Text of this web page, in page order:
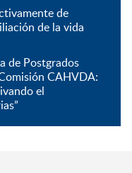
de
de la vida
de Postgrados
CAHVDA:
el